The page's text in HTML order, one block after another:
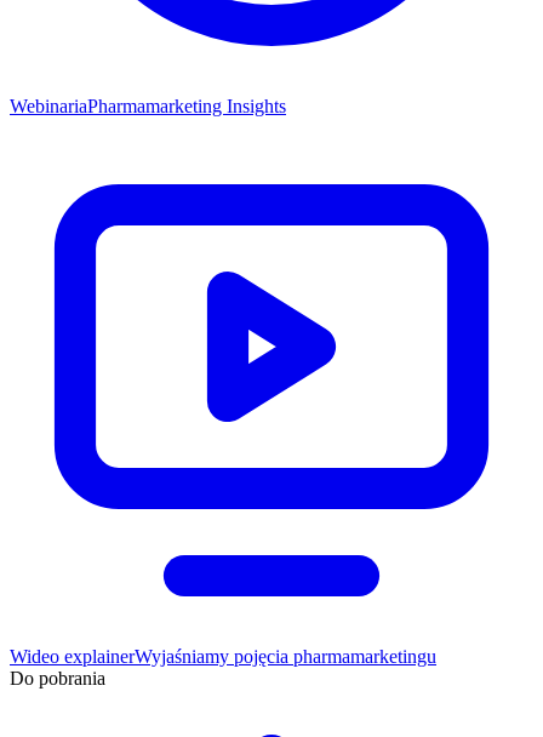
WebinariaPharmamarketing Insights
Wideo explainerWyjaśniamy pojęcia pharmamarketingu
Do pobrania